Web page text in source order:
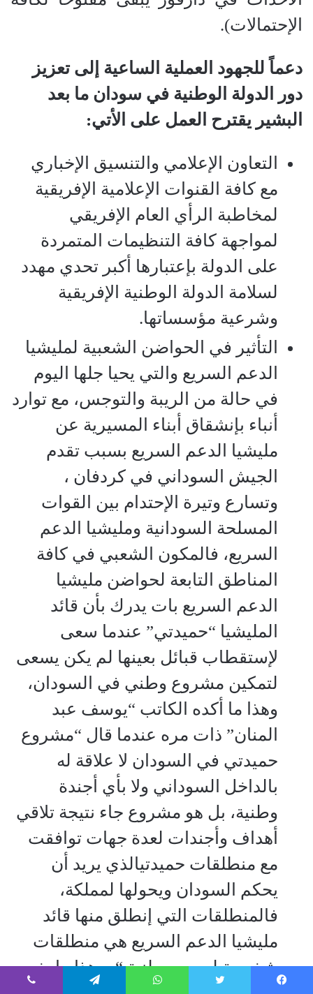
الإحتمالات).
دعماً للجهود العملية الساعية إلى تعزيز
دور الدولة الوطنية في سودان ما بعد
البشير يقترح العمل على الأتي:
التعاون الإعلامي والتنسيق الإخباري
مع كافة القنوات الإعلامية الإفريقية
لمخاطبة الرأي العام الإفريقي
لمواجهة كافة التنظيمات المتمردة
على الدولة بإعتبارها أكبر تحدي مهدد
لسلامة الدولة الوطنية الإفريقية
وشرعية مؤسساتها.
التأثير في الحواضن الشعبية لمليشيا
الدعم السريع والتي يحيا جلها اليوم
في حالة من الريبة والتوجس، مع توارد
أنباء بإنشقاق أبناء المسيرية عن
مليشيا الدعم السريع بسبب تقدم
الجيش السوداني في ‫كردفان ،
وتسارع وتيرة الإحتدام بين القوات
المسلحة السودانية ومليشيا ‫الدعم
السريع، فالمكون الشعبي في كافة
المناطق التابعة لحواضن مليشيا
الدعم السريع بات يدرك بأن قائد
المليشيا “حميدتي” عندما سعى
لإستقطاب قبائل بعينها لم يكن يسعى
لتمكين مشروع وطني في السودان،
وهذا ما أكده الكاتب “يوسف عبد
المنان” ذات مره عندما قال “مشروع
حميدتي في السودان لا علاقة له
بالداخل السوداني ولا بأي أجندة
وطنية، بل هو مشروع جاء نتيجة تلاقي
أهداف وأجندات لعدة جهات توافقت
مع منطلقات ‫حميدتيالذي يريد أن
يحكم السودان ويحولها لمملكة،
فالمنطلقات التي إنطلق منها قائد
مليشيا الدعم السريع هي منطلقات
شخصية ليست وطنية “، وهذا ما يفسر